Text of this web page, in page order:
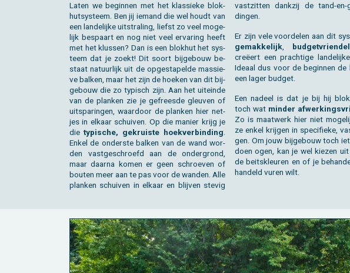
Laten we be­gin­nen met het klas­sie­ke blok­
hut­sys­teem. Ben jij ie­mand die wel houdt van
een lan­de­lij­ke uit­stra­ling, liefst zo veel mo­ge­
lijk be­spaart en nog niet veel er­va­ring heeft
met het klus­sen? Dan is een blok­hut het sys­
teem dat je zoekt! Dit soort bij­ge­bouw be­
staat na­tuur­lijk uit de op­ge­sta­pel­de mas­sie­
ve bal­ken, maar het zijn de hoe­ken van dit bij­
ge­bouw die zo ty­pisch zijn. Aan het uit­ein­de
van de plan­ken zie je ge­frees­de gleu­ven of
uit­spa­rin­gen, waar­door de plan­ken hier net­
jes in el­kaar schui­ven. Op die ma­nier krijg je
die ty­pi­sche, ge­kruis­te hoek­ver­bin­ding.
Enkel de on­der­ste bal­ken van de wand wor­
den vast­ge­schroefd aan de on­der­grond,
maar daar­na komen er geen schroe­ven of
bou­ten meer aan te pas voor de wan­den. Alle
plan­ken schui­ven in el­kaar en blij­ven ste­vig
vast­zit­ten dank­zij de tand-en-
din­gen.
Er zijn vele voor­de­len aan dit
ge­mak­ke­lijk,
creëert een prach­ti­ge
Ide­aal dus voor de be­gin­nen de
een lager bud­get.
Een na­deel is dat je bij hij
toch wat min­der
Zo is maat­werk hier niet
ze enkel krij­gen in spe­ci­fie­ke,
gen. Om jouw bij­ge­bouw toch
doen ogen, kan je wel kie­zen
de beits­kleu­ren en of je
han­deld vuren wilt.